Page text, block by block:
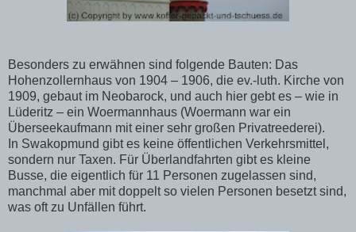
Besonders zu erwähnen sind folgende Bauten: Das
Hohenzollernhaus von 1904 – 1906, die ev.-luth. Kirche von
1909, gebaut im Neobarock, und auch hier gebt es – wie in
Lüderitz – ein Woermannhaus (Woermann war ein
Überseekaufmann mit einer sehr großen Privatreederei).
In Swakopmund gibt es keine öffentlichen Verkehrsmittel,
sondern nur Taxen. Für Überlandfahrten gibt es kleine
Busse, die eigentlich für 11 Personen zugelassen sind,
manchmal aber mit doppelt so vielen Personen besetzt sind,
was oft zu Unfällen führt.